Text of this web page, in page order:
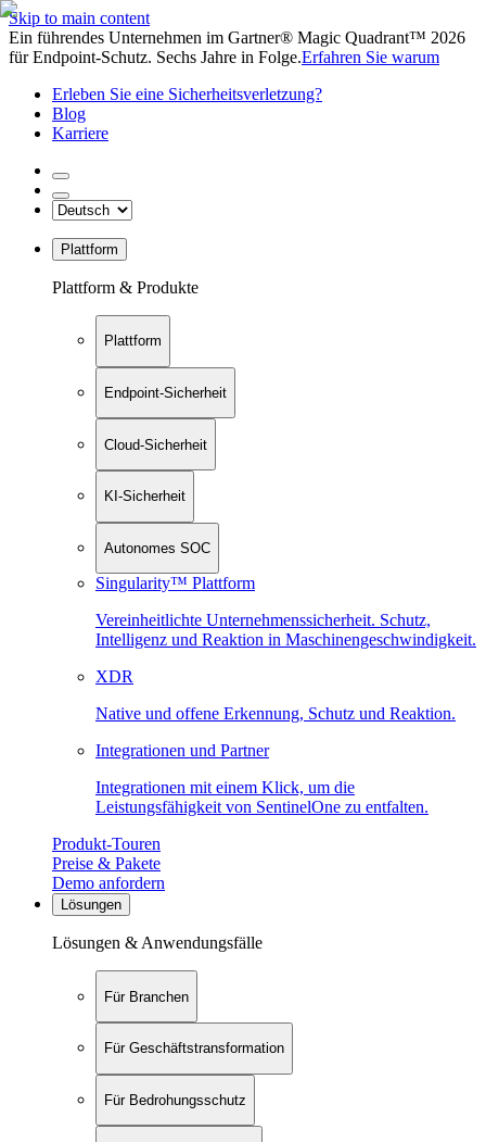
Skip to main content
Ein führendes Unternehmen im Gartner® Magic Quadrant™ 2026
für Endpoint-Schutz. Sechs Jahre in Folge.Erfahren Sie warum
Erleben Sie eine Sicherheitsverletzung?
Blog
Karriere
Plattform
Plattform & Produkte
Plattform
Endpoint-Sicherheit
Cloud-Sicherheit
KI-Sicherheit
Autonomes SOC
Singularity™ Plattform
Vereinheitlichte Unternehmenssicherheit. Schutz,
Intelligenz und Reaktion in Maschinen­geschwindigkeit.
XDR
Native und offene Erkennung, Schutz und Reaktion.
Integrationen und Partner
Integrationen mit einem Klick, um die
Leistungsfähigkeit von SentinelOne zu entfalten.
Produkt-Touren
Preise & Pakete
Demo anfordern
Lösungen
Lösungen & Anwendungsfälle
Für Branchen
Für Geschäftstransformation
Für Bedrohungsschutz